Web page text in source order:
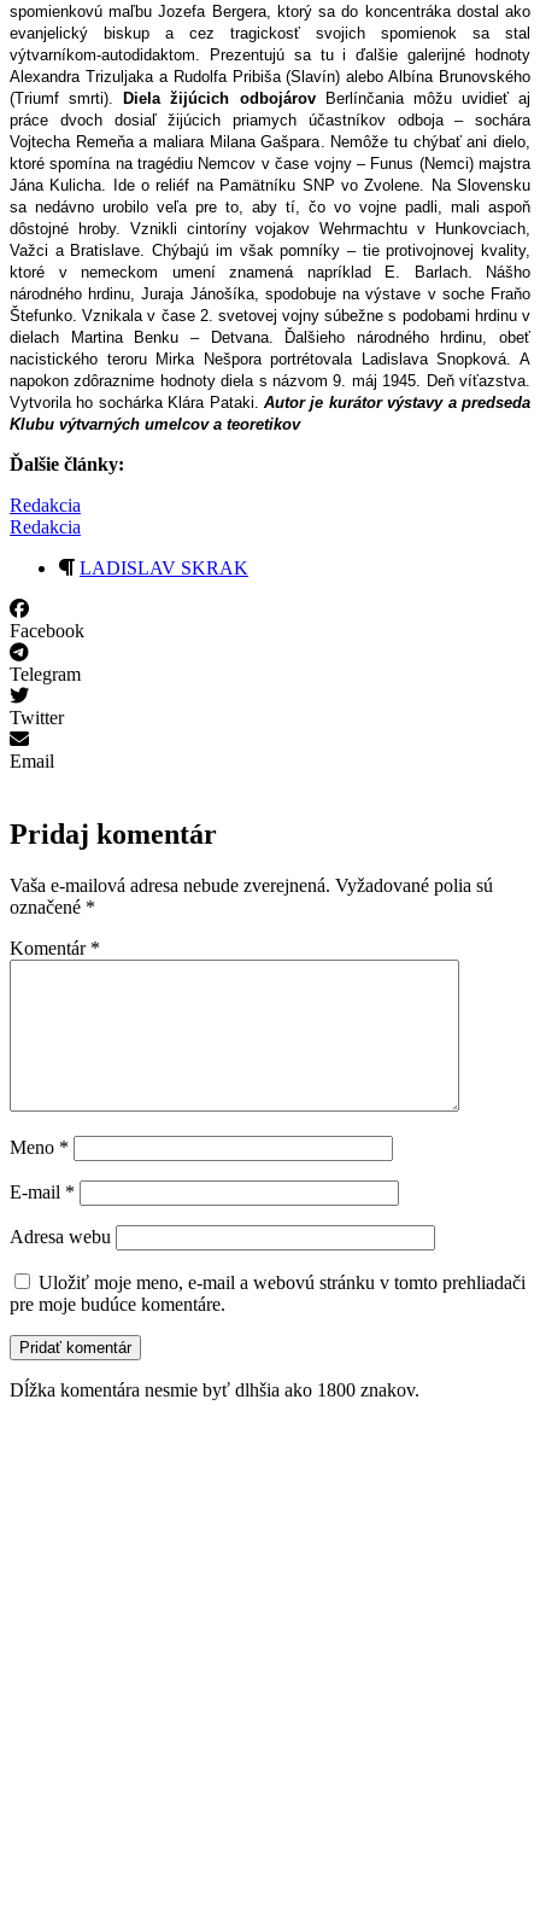
spomienkovú maľbu Jozefa Bergera, ktorý sa do koncentráka dostal ako
evanjelický biskup a cez tragickosť svojich spomienok sa stal
výtvarníkom-autodidaktom. Prezentujú sa tu i ďalšie galerijné hodnoty
Alexandra Trizuljaka a Rudolfa Pribiša (Slavín) alebo Albína Brunovského
(Triumf smrti).
Diela žijúcich odbojárovBerlínčania môžu uvidieť aj
práce dvoch dosiaľ žijúcich priamych účastníkov odboja – sochára
Vojtecha Remeňa a maliara Milana Gašpara. Nemôže tu chýbať ani dielo,
ktoré spomína na tragédiu Nemcov v čase vojny – Funus (Nemci) majstra
Jána Kulicha. Ide o reliéf na Pamätníku SNP vo Zvolene. Na Slovensku
sa nedávno urobilo veľa pre to, aby tí, čo vo vojne padli, mali aspoň
dôstojné hroby. Vznikli cintoríny vojakov Wehrmachtu v Hunkovciach,
Važci a Bratislave. Chýbajú im však pomníky – tie protivojnovej kvality,
ktoré v nemeckom umení znamená napríklad E. Barlach. Nášho
národného hrdinu, Juraja Jánošíka, spodobuje na výstave v soche Fraňo
Štefunko. Vznikala v čase 2. svetovej vojny súbežne s podobami hrdinu v
dielach Martina Benku – Detvana. Ďalšieho národného hrdinu, obeť
nacistického teroru Mirka Nešpora portrétovala Ladislava Snopková. A
napokon zdôraznime hodnoty diela s názvom 9. máj 1945. Deň víťazstva.
Vytvorila ho sochárka Klára Pataki. Autor je kurátor výstavy a predseda
Klubu výtvarných umelcov a teoretikov
Ďalšie články:
Redakcia
Redakcia
LADISLAV SKRAK
Facebook
Telegram
Twitter
Email
Pridaj komentár
Vaša e-mailová adresa nebude zverejnená. Vyžadované polia sú
označené *
Komentár *
Meno *
E-mail *
Adresa webu
Uložiť moje meno, e-mail a webovú stránku v tomto prehliadači
pre moje budúce komentáre.
Dĺžka komentára nesmie byť dlhšia ako 1800 znakov.